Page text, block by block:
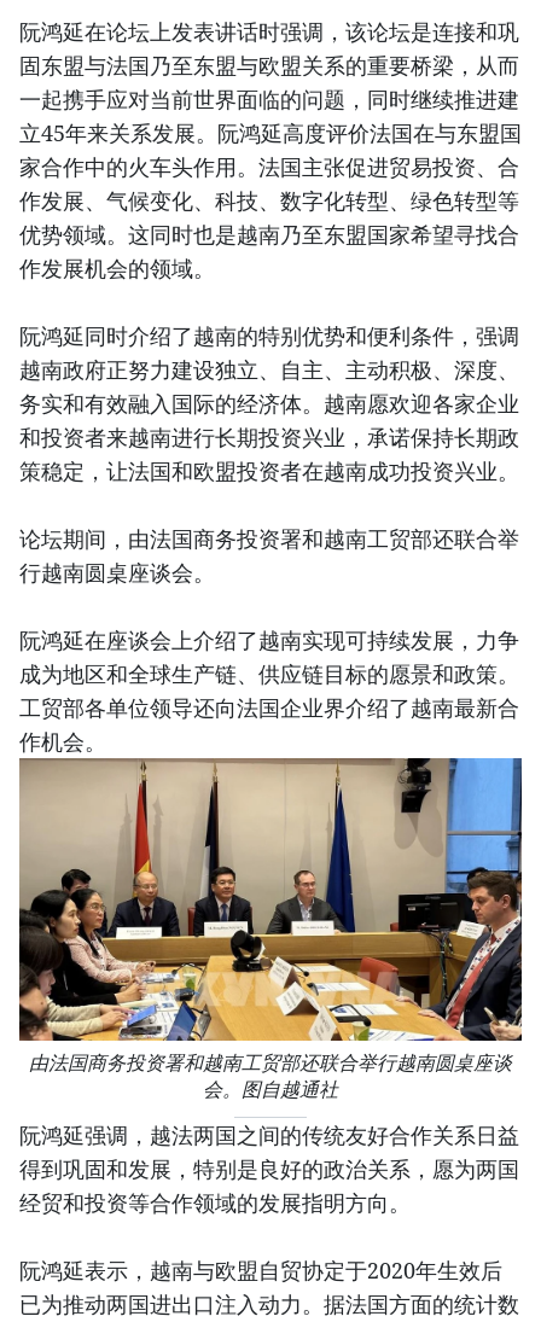
阮鸿延在论坛上发表讲话时强调，该论坛是连接和巩
固东盟与法国乃至东盟与欧盟关系的重要桥梁，从而
一起携手应对当前世界面临的问题，同时继续推进建
立45年来关系发展。阮鸿延高度评价法国在与东盟国
家合作中的火车头作用。法国主张促进贸易投资、合
作发展、气候变化、科技、数字化转型、绿色转型等
优势领域。这同时也是越南乃至东盟国家希望寻找合
作发展机会的领域。
阮鸿延同时介绍了越南的特别优势和便利条件，强调
越南政府正努力建设独立、自主、主动积极、深度、
务实和有效融入国际的经济体。越南愿欢迎各家企业
和投资者来越南进行长期投资兴业，承诺保持长期政
策稳定，让法国和欧盟投资者在越南成功投资兴业。
论坛期间，由法国商务投资署和越南工贸部还联合举
行越南圆桌座谈会。
阮鸿延在座谈会上介绍了越南实现可持续发展，力争
成为地区和全球生产链、供应链目标的愿景和政策。
工贸部各单位领导还向法国企业界介绍了越南最新合
作机会。
由法国商务投资署和越南工贸部还联合举行越南圆桌座谈
会。图自越通社
阮鸿延强调，越法两国之间的传统友好合作关系日益
得到巩固和发展，特别是良好的政治关系，愿为两国
经贸和投资等合作领域的发展指明方向。
阮鸿延表示，越南与欧盟自贸协定于2020年生效后
已为推动两国进出口注入动力。据法国方面的统计数